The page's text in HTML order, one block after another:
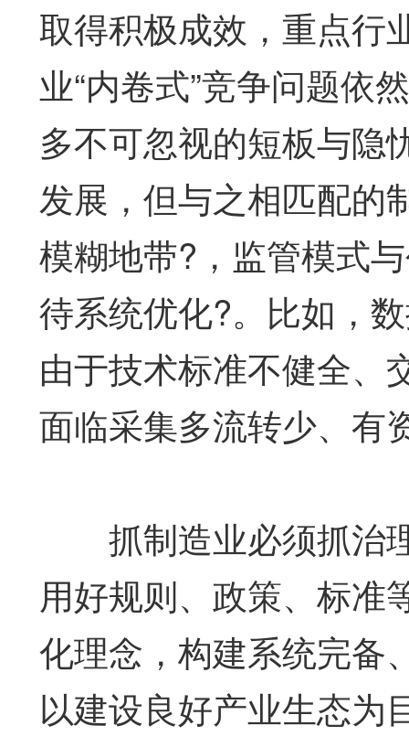
取得积极成效，重点行
业“内卷式”竞争问题依
多不可忽视的短板与隐
发展，但与之相匹配的
模糊地带?，监管模式
待系统优化?。比如，
由于技术标准不健全、
面临采集多流转少、有
抓制造业必须抓治
用好规则、政策、标准
化理念，构建系统完备
以建设良好产业生态为